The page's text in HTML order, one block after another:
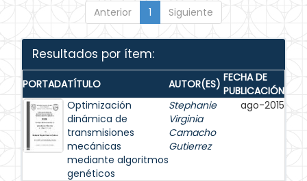
Anterior 1 Siguiente
Resultados por ítem:
PORTADATÍTULO AUTOR(ES) FECHA DE
PUBLICACIÓN
Optimización
dinámica de
transmisiones
mecánicas
mediante algoritmos
genéticos
Stephanie
Virginia
Camacho
Gutierrez
ago-2015